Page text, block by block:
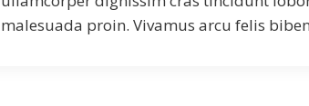
malesuada proin. Vivamus arcu felis